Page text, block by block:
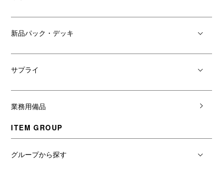
新品パック・デッキ
サプライ
業務用備品
ITEM GROUP
グループから探す